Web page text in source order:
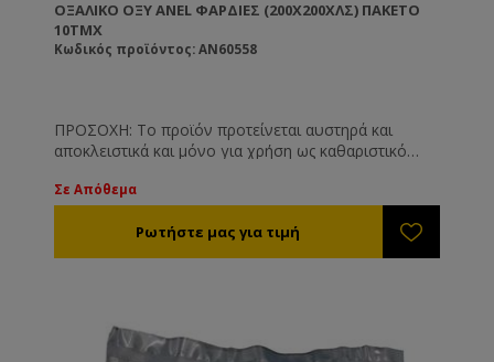
ΟΞΑΛΙΚΌ ΟΞΎ ANEL ΦΑΡΔΙΈΣ (200X200ΧΛΣ) ΠΑΚΈΤΟ
10ΤΜΧ
Κωδικός προϊόντος: AN60558
ΠΡΟΣΟΧΗ: Το προϊόν προτείνεται αυστηρά και
αποκλειστικά και μόνο για χρήση ως καθαριστικό
αρμόδιες υπηρεσίες. Το προϊόν δεν προτείνεται και
αναγραφόμενων στην ετικέτα του.
Σε Απόθεμα